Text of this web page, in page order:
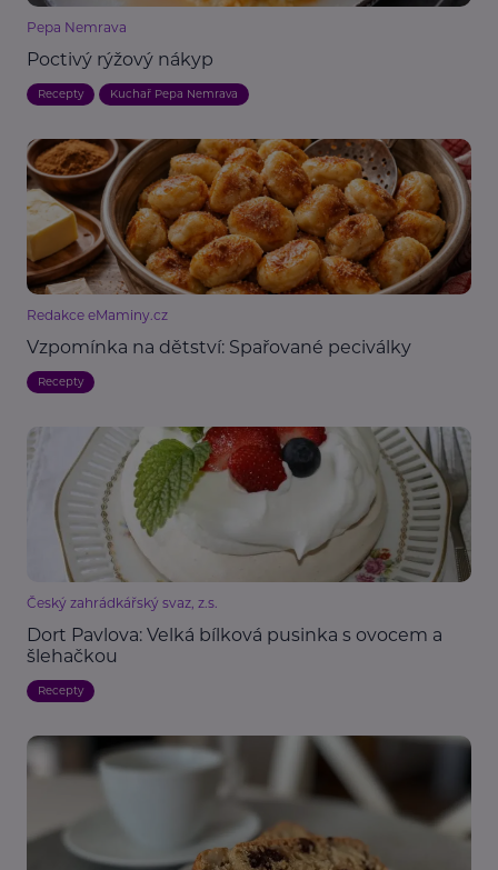
Pepa Nemrava
Poctivý rýžový nákyp
Recepty Kuchař Pepa Nemrava
Redakce eMaminy.cz
Vzpomínka na dětství: Spařované peciválky
Recepty
Český zahrádkářský svaz, z.s.
Dort Pavlova: Velká bílková pusinka s ovocem a
šlehačkou
Recepty